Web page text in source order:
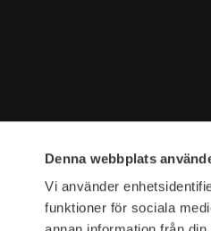
Denna webbplats
Vi använder
funktioner för sociala
113 59